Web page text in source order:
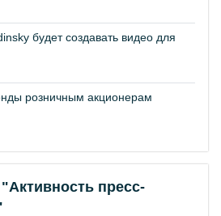
будет создавать видео для
розничным акционерам
пресс-